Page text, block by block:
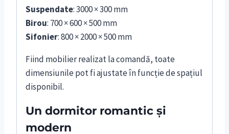
Suspendate: 3000 × 300 mm
Birou: 700 × 600 × 500 mm
Sifonier: 800 × 2000 × 500 mm
Fiind mobilier realizat la comandă, toate
dimensiunile pot fi ajustate în funcție de spațiul
disponibil.
Un dormitor romantic și
modern